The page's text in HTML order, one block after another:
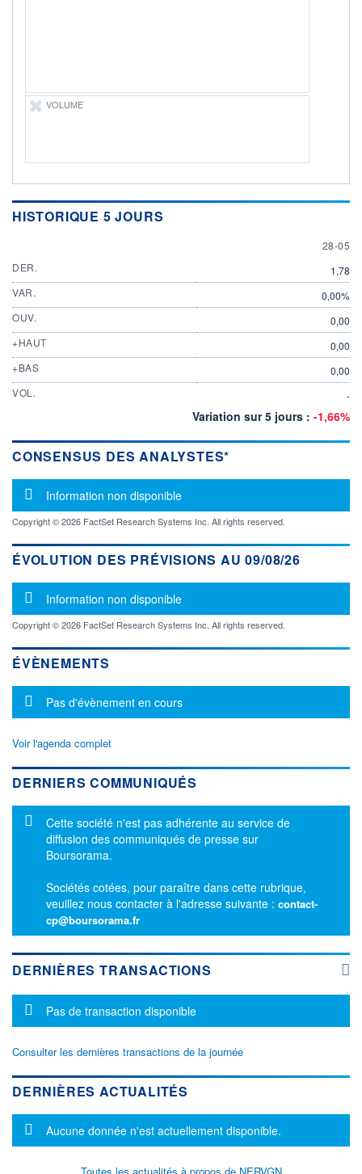
Non éligible
Boursobank
VOLUME
HISTORIQUE 5 JOURS
28 MAY
28-05
DER.
1,78
VAR.
0,00%
OUV.
0,00
+HAUT
0,00
+BAS
0,00
VOL.
-
Variation sur 5 jours : -1,66%
CONSENSUS DES ANALYSTES*
Message d'information
Information non disponible
Copyright © 2026 FactSet Research Systems Inc. All rights reserved.
ÉVOLUTION DES PRÉVISIONS AU 09/08/26
Message d'information
Information non disponible
Copyright © 2026 FactSet Research Systems Inc. All rights reserved.
ÉVÈNEMENTS
Message d'information
Pas d'évènement en cours
Voir l'agenda complet
DERNIERS COMMUNIQUÉS
Message d'information
Cette société n'est pas adhérente au service de
diffusion des communiqués de presse sur
Boursorama.
Sociétés cotées, pour paraître dans cette rubrique,
veuillez nous contacter à l'adresse suivante : contact-
cp@boursorama.fr
DERNIÈRES TRANSACTIONS
Message d'information
Pas de transaction disponible
Consulter les dernières transactions de la journée
DERNIÈRES ACTUALITÉS
Message d'information
Aucune donnée n'est actuellement disponible.